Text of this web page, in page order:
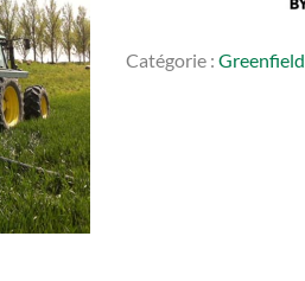
Catégorie : Greenfield